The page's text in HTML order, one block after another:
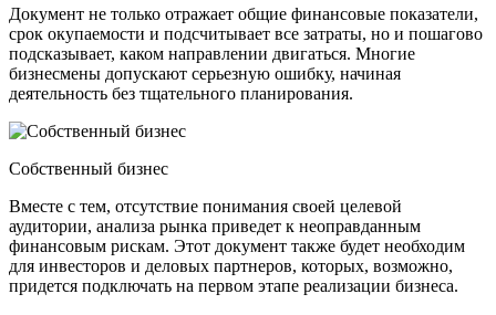
Документ не только отражает общие финансовые показатели,
срок окупаемости и подсчитывает все затраты, но и пошагово
подсказывает, каком направлении двигаться. Многие
бизнесмены допускают серьезную ошибку, начиная
деятельность без тщательного планирования.
Собственный бизнес
Вместе с тем, отсутствие понимания своей целевой
аудитории, анализа рынка приведет к неоправданным
финансовым рискам. Этот документ также будет необходим
для инвесторов и деловых партнеров, которых, возможно,
придется подключать на первом этапе реализации бизнеса.